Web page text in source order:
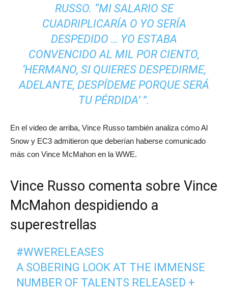
RUSSO. “MI SALARIO SE
CUADRIPLICARÍA O YO SERÍA
DESPEDIDO … YO ESTABA
CONVENCIDO AL MIL POR CIENTO,
‘HERMANO, SI QUIERES DESPEDIRME,
ADELANTE, DESPÍDEME PORQUE SERÁ
TU PÉRDIDA’ ”.
En el video de arriba, Vince Russo también analiza cómo Al
Snow y EC3 admitieron que deberían haberse comunicado
más con Vince McMahon en la WWE.
Vince Russo comenta sobre Vince
McMahon despidiendo a
superestrellas
#WWERELEASES
A SOBERING LOOK AT THE IMMENSE
NUMBER OF TALENTS RELEASED +